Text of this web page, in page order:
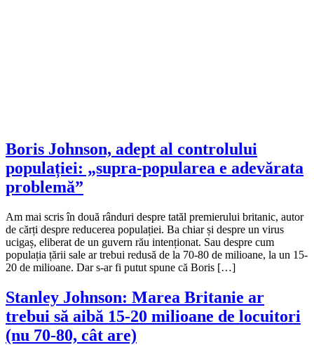
Boris Johnson, adept al controlului
populației: „supra-popularea e adevărata
problemă”
Am mai scris în două rânduri despre tatăl premierului britanic, autor
de cărți despre reducerea populației. Ba chiar și despre un virus
ucigaș, eliberat de un guvern rău intenționat. Sau despre cum
populația țării sale ar trebui redusă de la 70-80 de milioane, la un 15-
20 de milioane. Dar s-ar fi putut spune că Boris […]
Stanley Johnson: Marea Britanie ar
trebui să aibă 15-20 milioane de locuitori
(nu 70-80, cât are)